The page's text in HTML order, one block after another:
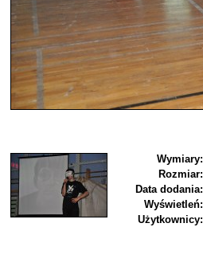
Wymiary:
Rozmiar:
Data dodania:
Wyświetleń:
Użytkownicy: